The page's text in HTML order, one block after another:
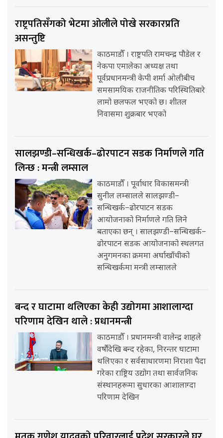
राष्ट्रपतिसँगको भेटमा ओलीले पोखे सरकारप्रति
असन्तुष्टि
काठमाडौँ । राष्ट्रपति रामचन्द्र पौडेल र
नेकपा एमालेका अध्यक्ष तथा
पूर्वप्रधानमन्त्री केपी शर्मा ओलीबीच
समसामयिक राजनीतिक परिस्थितिबारे
लामो छलफल भएको छ। शीतल
निवासमा शुक्रबार भएको
सालझण्डी–सन्धिखर्क–ढोरपाटन सडक निर्माणले गति
लिन्छ : मन्त्री लम्साल
काठमाडौँ । पूर्वाधार विकासमन्त्री
सुनील लम्सालले सालझण्डी–
सन्धिखर्क–ढोरपाटन सडक
आयोजनाको निर्माणले गति लिने
बताएका छन् । सालझण्डी–सन्धिखर्क–
ढोरपाटन सडक आयोजनाको स्थलगत
अनुगमनका क्रममा अर्घाखाँचीको
सन्धिखर्कमा मन्त्री लम्सालले
बन्द र घाटामा थलिएका केही उद्योगमा आशालाग्दा
परिणाम देखिन थाले : प्रधानमन्त्री
काठमाडौँ । प्रधानमन्त्री वालेन्द्र शाहले
वर्षौंदेखि बन्द रहेका, निरन्तर घाटामा
थलिएका र सर्वसाधारणमा निराशा पैदा
गरेका राष्ट्रिय उद्योग तथा सार्वजनिक
संस्थानहरूमा सुधारका आशालाग्दा
परिणाम देखिन